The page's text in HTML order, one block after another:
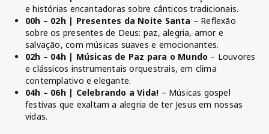
e histórias encantadoras sobre cânticos tradicionais.
00h – 02h | Presentes da Noite Santa – Reflexão
sobre os presentes de Deus: paz, alegria, amor e
salvação, com músicas suaves e emocionantes.
02h – 04h | Músicas de Paz para o Mundo – Louvores
e clássicos instrumentais orquestrais, em clima
contemplativo e elegante.
04h – 06h | Celebrando a Vida! – Músicas gospel
festivas que exaltam a alegria de ter Jesus em nossas
vidas.